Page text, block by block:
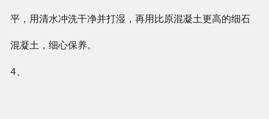
平，用清水冲洗干净并打湿，再用比原混凝土更高的细石
混凝土，细心保养。
4、